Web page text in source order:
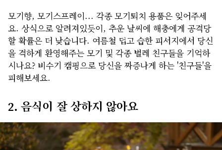
모기향, 모기스프레이... 각종 모기퇴치 용품은 잊어주세
요. 상식으로 알려져있듯이, 추운 날씨에 해충에게 공격당
할 확률은 더 낮습니다. 여름철 덥고 습한 피서지에서 당신
을 격하게 환영해주는 모기 및 각종 벌레 친구들을 기억하
시나요? 비수기 캠핑으로 당신을 짜증나게 하는 '친구들'을
피해보세요.
2. 음식이 잘 상하지 않아요